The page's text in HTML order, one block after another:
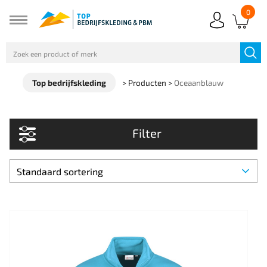
0
Top bedrijfskleding > Producten > Oceaanblauw
Filter